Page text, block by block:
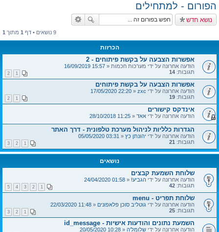
הפורום - למתחילים
נושא חדש
9 נושאים • דף 1 מתוך 1
הכרזות
אפשרות הצבעה על בקשת פיתוחים - 2
הודעה אחרונה על ידי מערכות חכמות «
15:57 16/09/2019
תגובות: 14
1
2
אפשרות הצבעה על בקשת פיתוחים
הודעה אחרונה על ידי zxc
«
22:20 17/05/2020
תגובות: 19
1
2
אינדקס קישורים
הודעה אחרונה על ידי אאד «
11:25 28/10/2018
הגדרות כלליות לניהול מערכת טלפונית - דרך האתר
הודעה אחרונה על ידי יהונתן כץ «
03:31 05/05/2020
תגובות: 21
1
2
3
נושאים
שלוחת השמעת קבצים
הודעה אחרונה על ידי הגביע! «
01:58 24/04/2020
תגובות: 42
1
2
3
4
5
שלוחת תפריט - menu
הודעה אחרונה על ידי גוטליב סוכן פלאפונים «
11:48 22/03/2020
תגובות: 25
1
2
3
השמעת נתונים והודעות אישיות - id_message
הודעה אחרונה על ידי שלומל'ה «
10:28 20/05/2020